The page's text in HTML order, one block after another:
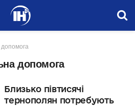
допомога
допомога
Близько півтисячі
тернополян потребують